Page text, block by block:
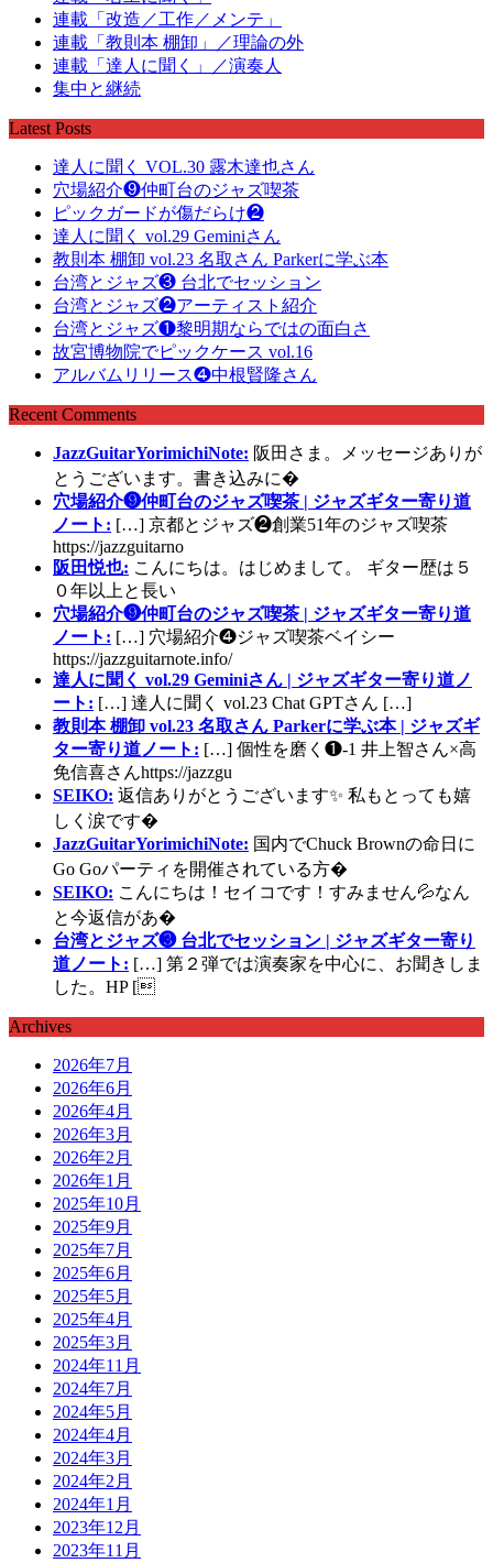
連載「改造／工作／メンテ」
連載「教則本 棚卸」／理論の外
連載「達人に聞く」／演奏人
集中と継続
Latest Posts
達人に聞く VOL.30 露木達也さん
穴場紹介❾仲町台のジャズ喫茶
ピックガードが傷だらけ❷
達人に聞く vol.29 Geminiさん
教則本 棚卸 vol.23 名取さん Parkerに学ぶ本
台湾とジャズ❸ 台北でセッション
台湾とジャズ❷アーティスト紹介
台湾とジャズ❶黎明期ならではの面白さ
故宮博物院でピックケース vol.16
アルバムリリース❹中根賢隆さん
Recent Comments
JazzGuitarYorimichiNote: 阪田さま。メッセージありが
とうございます。書き込みに�
穴場紹介❾仲町台のジャズ喫茶 | ジャズギター寄り道
ノート: […] 京都とジャズ❷創業51年のジャズ喫茶
https://jazzguitarno
阪田悦也: こんにちは。はじめまして。 ギター歴は５
０年以上と長い
穴場紹介❾仲町台のジャズ喫茶 | ジャズギター寄り道
ノート: […] 穴場紹介❹ジャズ喫茶ベイシー
https://jazzguitarnote.info/
達人に聞く vol.29 Geminiさん | ジャズギター寄り道ノ
ート: […] 達人に聞く vol.23 Chat GPTさん […]
教則本 棚卸 vol.23 名取さん Parkerに学ぶ本 | ジャズギ
ター寄り道ノート: […] 個性を磨く❶-1 井上智さん×高
免信喜さんhttps://jazzgu
SEIKO: 返信ありがとうございます✨ 私もとっても嬉
しく涙です�
JazzGuitarYorimichiNote: 国内でChuck Brownの命日に
Go Goパーティを開催されている方�
SEIKO: こんにちは！セイコです！すみません💦なん
と今返信があ�
台湾とジャズ❸ 台北でセッション | ジャズギター寄り
道ノート: […] 第２弾では演奏家を中心に、お聞きしま
した。HP [
Archives
2026年7月
2026年6月
2026年4月
2026年3月
2026年2月
2026年1月
2025年10月
2025年9月
2025年7月
2025年6月
2025年5月
2025年4月
2025年3月
2024年11月
2024年7月
2024年5月
2024年4月
2024年3月
2024年2月
2024年1月
2023年12月
2023年11月